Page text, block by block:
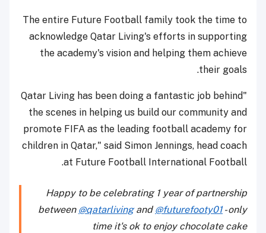
The entire Future Football family took the time to
acknowledge Qatar Living's efforts in supporting
the academy's vision and helping them achieve
their goals.
"Qatar Living has been doing a fantastic job behind
the scenes in helping us build our community and
promote FIFA as the leading football academy for
children in Qatar," said Simon Jennings, head coach
at Future Football International Football.
Happy to be celebrating 1 year of partnership
between @qatarlivingand@futurefooty01- only
time it's ok to enjoy chocolate cake